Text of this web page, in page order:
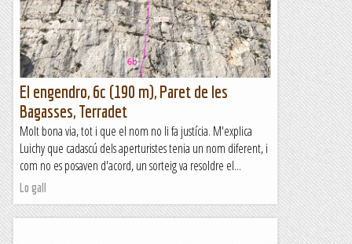
El engendro, 6c (190 m), Paret de les
Bagasses, Terradet
Molt bona via, tot i que el nom no li fa justícia. M'explica
Luichy que cadascú dels aperturistes tenia un nom diferent, i
com no es posaven d'acord, un sorteig va resoldre el...
Lo gall